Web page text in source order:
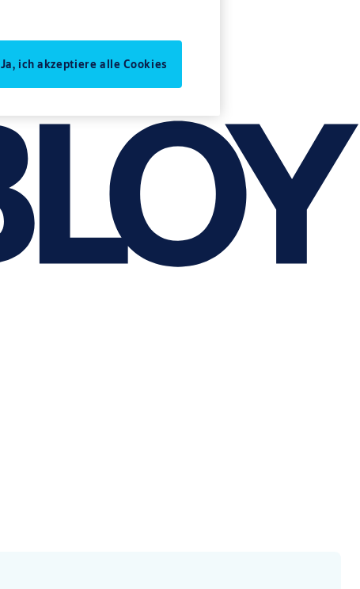
Ja, ich akzeptiere alle Cookies